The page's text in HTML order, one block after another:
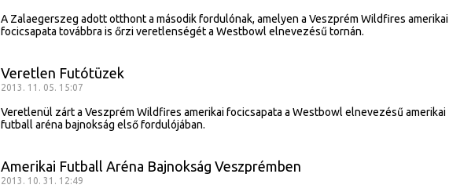
A Zalaegerszeg adott otthont a második fordulónak, amelyen a Veszprém Wildfires amerikai
focicsapata továbbra is őrzi veretlenségét a Westbowl elnevezésű tornán.
Veretlen Futótüzek
2013. 11. 05. 15:07
Veretlenül zárt a Veszprém Wildfires amerikai focicsapata a Westbowl elnevezésű amerikai
futball aréna bajnokság első fordulójában.
Amerikai Futball Aréna Bajnokság Veszprémben
2013. 10. 31. 12:49